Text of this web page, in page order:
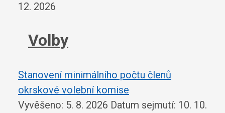
12. 2026
Volby
Stanovení minimálního počtu členů
okrskové volební komise
Vyvěšeno: 5. 8. 2026 Datum sejmutí: 10. 10.